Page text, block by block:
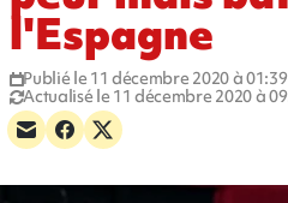
l'Espagne
Publié le 11 décembre 2020 à 01:39
Actualisé le 11 décembre 2020 à